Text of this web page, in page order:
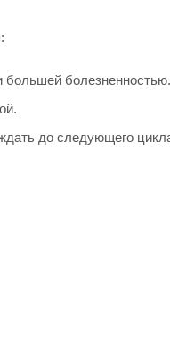
большей болезненностью.
до следующего